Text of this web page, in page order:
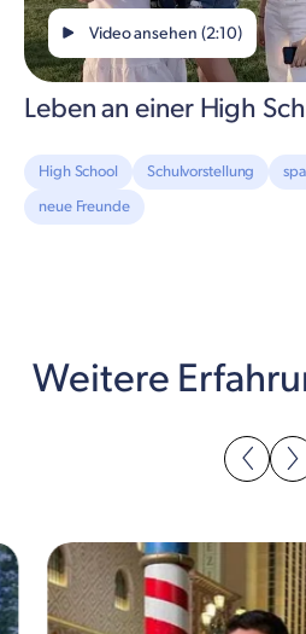
Video ansehen (2:10)
Leben an einer High
High School Schulvorstellung
neue Freunde
Weitere